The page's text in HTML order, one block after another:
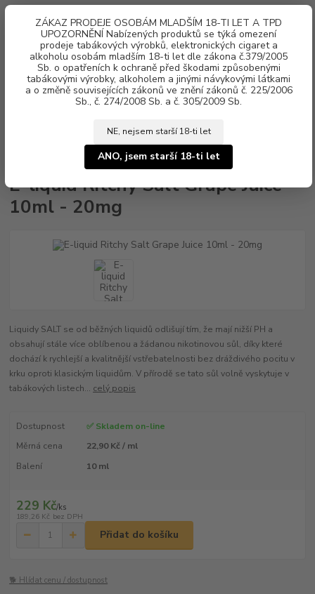
ZÁKAZ PRODEJE OSOBÁM MLADŠÍM 18-TI LET A TPD
UPOZORNĚNÍ Nabízených produktů se týká omezení
prodeje tabákových výrobků, elektronických cigaret a
alkoholu osobám mladším 18-ti let dle zákona č.379/2005
Sb. o opatřeních k ochraně před škodami způsobenými
tabákovými výrobky, alkoholem a jinými návykovými látkami
a o změně souvisejících zákonů ve znění zákonů č. 225/2006
Sb., č. 274/2008 Sb. a č. 305/2009 Sb.
NE, nejsem starší 18-ti let
ANO, jsem starší 18-ti let
Menu
za0 Kč
Grape Juice 10ml - 20mg
E-liquid Ritchy Salt Grape Juice
10ml - 20mg
Liquidy SALT se od běžných liquidů odlišují tím, že mají nižší PH a
obsahují stále více oblíbenou a žádanou nikotinovou sůl, díky které
dochází k rychlejší a kvalitnější vstřebatelnosti bez dráždivého pocitu v
krku oproti klasickým liquidům. V přírodě se tato sůl volně vyskytuje v
tabákových listech... celý popis
Dostupnost
✅ Skladem on-line
Měrná cena
22,90 Kč / ml
Balení
10 ml
229 Kč/ks
189,26 Kč bez DPH
Přidat do košíku
🐕 Hlídat cenu / dostupnost